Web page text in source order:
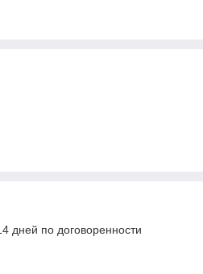
дней по договоренности